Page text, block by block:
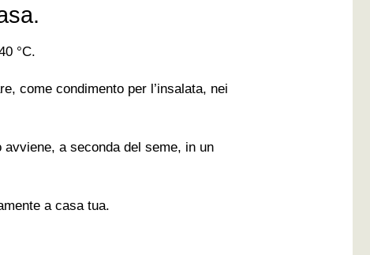
°C.
come condimento per l’insalata, nei
a seconda del seme, in un
a casa tua.